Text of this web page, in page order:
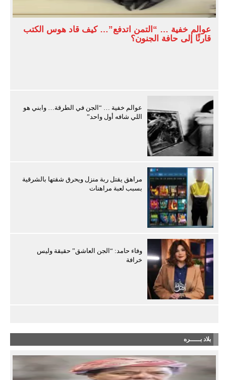
عوالم خفية … “التمن اتدفع”… كيف قاد هوس الكتب
قارئًا إلى حافة الجنون؟
عوالم خفية … “الجن في الطرقة… وابني هو
اللي شافه أول واحد”
مراهق يقتل ربة منزل ويحرق شقتها بالشرقية
بسبب لعبة مراهنات
وفاء حامد: “الجن العاشق” حقيقة وليس
خرافة
بلاد بـــــره